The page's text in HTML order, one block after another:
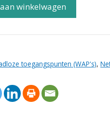
winkelwagen
toegangspunten (WAP's),